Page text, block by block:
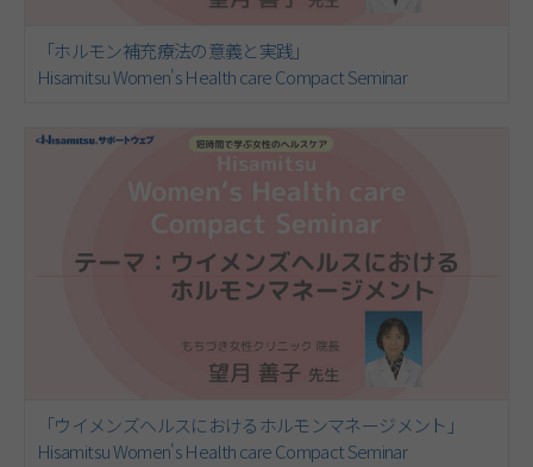
「ホルモン補充療法の意義と実践」
Hisamitsu Women's Health care Compact Seminar
「ウイメンズヘルスにおけるホルモンマネージメント」
Hisamitsu Women's Health care Compact Seminar